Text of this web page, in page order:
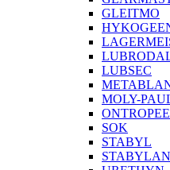
GLEITMO
LUBSEC
MOLY-
SOK
STABYL
STABYLAN